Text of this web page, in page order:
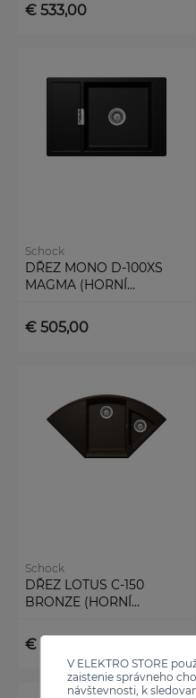
V ELEKTRO STORE
zaistenie správneho
návštevnosti, k
€ 533,00
Schock
DŘEZ MONO D-100XS
MAGMA (HORNÍ
€ 505,00
Schock
DŘEZ LOTUS C-150
BRONZE (HORNÍ
€ 606,00